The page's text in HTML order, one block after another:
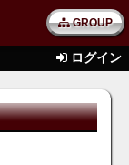
GROUP
ログイン